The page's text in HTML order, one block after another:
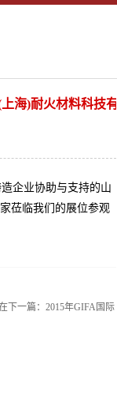
海)耐火材料科技有
企业协助与支持的山
莅临我们的展位参观
下一篇： 2015年GIFA国际